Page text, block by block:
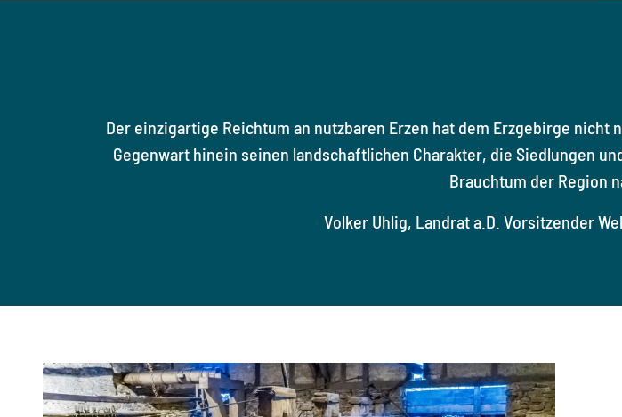
Der einzigartige Reichtum an nutzbaren Erzen hat dem Erzgebirge
Gegenwart hinein seinen landschaftlichen Charakter, die Siedlungen
Brauchtum der Region
Volker Uhlig, Landrat a.D. Vorsitzender